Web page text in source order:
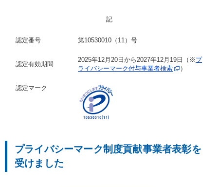
記
認定番号 第10530010（11）号
認定有効期間
2025年12月20日から2027年12月19日 （※ プ
ライバシーマーク付与事業者検索
）
認定マーク
プライバシーマーク制度貢献事業者表彰を
受けました